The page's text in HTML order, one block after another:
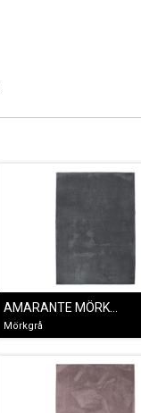
Mörkgrå